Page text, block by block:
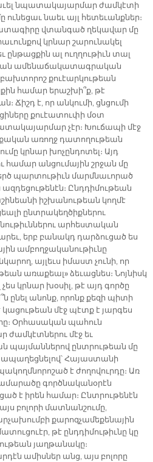
նպատակայարմար ժամկէտի
նաեւ այլ հետեւանքներ։
վտանգած ղեկավար մը
կրնար շարունակել
ընթացքին ալ ուղղութիւն տալ
ամենաճակատագրական
բախտորոշ քուէարկութեան
համար երաշխի՞ք, թէ
Ճիշդ է, որ անկումի, ցնցումի
քուէատուփի մօտ
չէր։ Խուճապի մէջ
առողջ դատողութեան
կրնար խոչընդոտել։ Այդ
համար անցումային շրջան մը
պարտութիւն մարմնաւորած
Ընդդիմութեան
իշխանութեան կողմէ
ընտրակեղծիքներու
արհեստական
երբ բանակդ դարձուցած ես
ամբողջականութիւնը
այլեւս իմաստ չունի, որ
առաքեալ» ձեւացնես։ Նոյնիսկ
կրնար խօսիլ, թէ այդ գործը
ընել անոնք, որոնք քեզի պիտի
կացութեան մէջ պէտք է յարգես
Օրհասական պահուն
մէջ եւ
ընտրութեան մը
Հայաստանի
է ժողովուրդը։ Առ
գործնականօրէն
է իրեն համար։ Ընտրութենէն
բոլորի մատնանշումը,
քարոզչամեքենային
թէ ընդդիմութիւնը կը
յաղթանակը։
ամիսներ անց, այս բոլորը